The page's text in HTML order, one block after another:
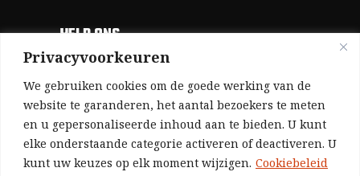
Privacyvoorkeuren
We gebruiken cookies om de goede werking van de
website te garanderen, het aantal bezoekers te meten
en u gepersonaliseerde inhoud aan te bieden. U kunt
elke onderstaande categorie activeren of deactiveren. U
kunt uw keuzes op elk moment wijzigen. Cookiebeleid
HELP ONS
Aangezien we volledig zelf gefinancierd zijn
(zonder subsidies, zonder commerciële
advertenties en zonder rijke sponsors), zijn we
voor de publicatie van ons tijdschrift uitsluitend
afhankelijk van de financiële steun van onze